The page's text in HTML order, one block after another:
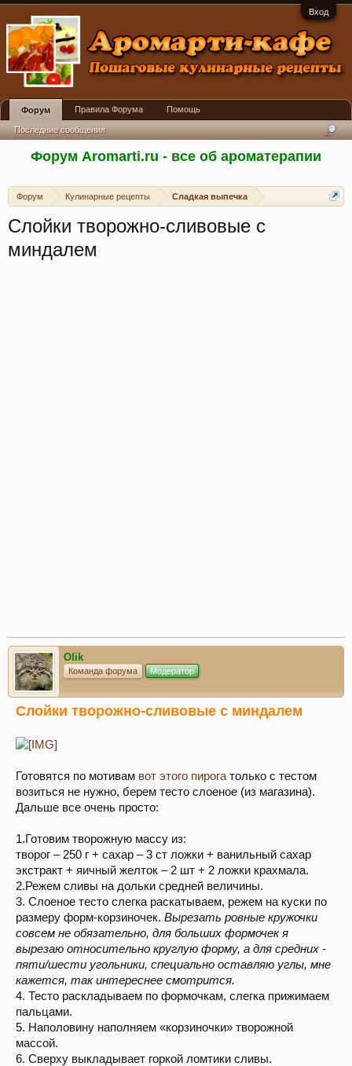
Вход
Форум Aromarti.ru - все об ароматерапии
Форум Кулинарные рецепты Сладкая выпечка
Слойки творожно-сливовые с
миндалем
Olik
Команда форума Модератор
Слойки творожно-сливовые с миндалем
Готовятся по мотивам вот этого пирога только с тестом
возиться не нужно, берем тесто слоеное (из магазина).
Дальше все очень просто:
1.Готовим творожную массу из:
творог – 250 г + сахар – 3 ст ложки + ванильный сахар
экстракт + яичный желток – 2 шт + 2 ложки крахмала.
2.Режем сливы на дольки средней величины.
3. Слоеное тесто слегка раскатываем, режем на куски по
размеру форм-корзиночек. Вырезать ровные кружочки
совсем не обязательно, для больших формочек я
вырезаю относительно круглую форму, а для средних -
пяти/шести угольники, специально оставляю углы, мне
кажется, так интереснее смотрится.
4. Тесто раскладываем по формочкам, слегка прижимаем
пальцами.
5. Наполовину наполняем «корзиночки» творожной
массой.
6. Сверху выкладывает горкой ломтики сливы.
Форум
Последние сообщения
Правила Форума Помощь